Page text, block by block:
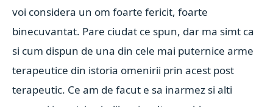
voi considera un om foarte fericit, foarte
binecuvantat. Pare ciudat ce spun, dar ma simt ca
si cum dispun de una din cele mai puternice arme
terapeutice din istoria omenirii prin acest post
terapeutic. Ce am de facut e sa inarmez si alti